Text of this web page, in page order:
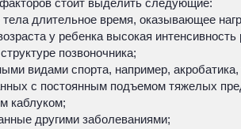
стоит выделить следующие:
длительное время, оказывающее
у ребенка высокая интенсивность
позвоночника;
видами спорта, например,
с постоянным подъемом тяжелых
каблуком;
другими заболеваниями;